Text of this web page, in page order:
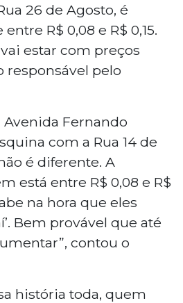
26 de Agosto, é
R$ 0,08 e R$ 0,15.
estar com preços
responsável pelo
Avenida Fernando
com a Rua 14 de
é diferente. A
está entre R$ 0,08 e R$
na hora que eles
Bem provável que até
contou o
história toda, quem